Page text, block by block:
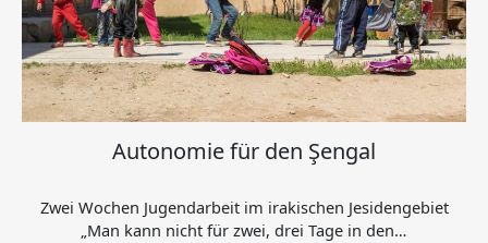
Autonomie für den Şengal
Zwei Wochen Jugendarbeit im irakischen Jesidengebiet
„Man kann nicht für zwei, drei Tage in den…